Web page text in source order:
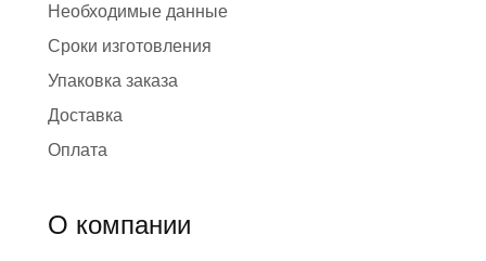
Необходимые данные
Сроки изготовления
Упаковка заказа
Доставка
Оплата
О компании